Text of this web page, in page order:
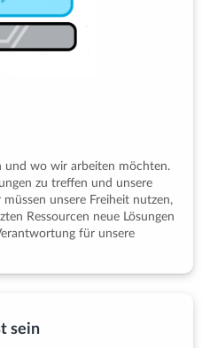
und wo wir arbeiten möchten.
zu treffen und unsere
unsere Freiheit nutzen,
Ressourcen neue Lösungen
für unsere
sein